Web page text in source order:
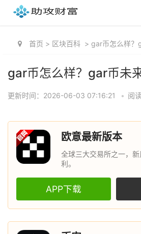
首页 > 区块百科 > gar币怎么样？
gar币怎么样？gar币未
更新时间：2026-06-03 07:16:21 • 阅
欧意最新版本
全球三大交易所之一，
利。
APP下载